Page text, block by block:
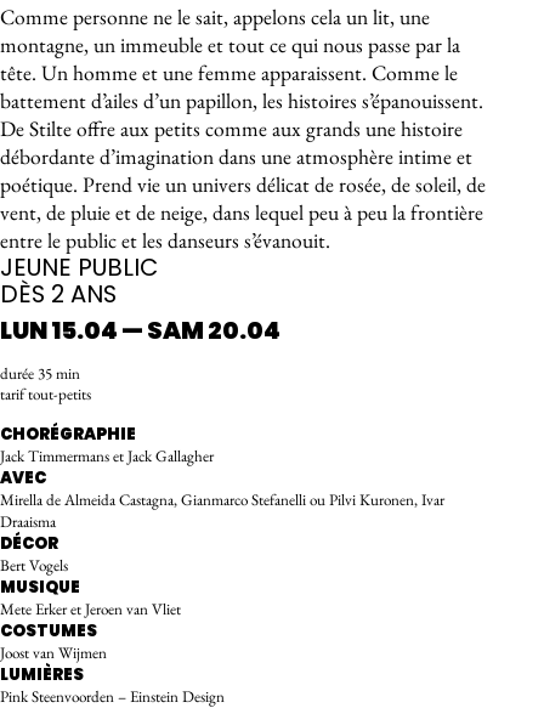
Comme personne ne le sait, appelons cela un lit, une
montagne, un immeuble et tout ce qui nous passe par la
tête. Un homme et une femme apparaissent. Comme le
battement d’ailes d’un papillon, les histoires s’épanouissent.
De Stilte offre aux petits comme aux grands une histoire
débordante d’imagination dans une atmosphère intime et
poétique. Prend vie un univers délicat de rosée, de soleil, de
vent, de pluie et de neige, dans lequel peu à peu la frontière
entre le public et les danseurs s’évanouit.
JEUNE PUBLIC
DÈS 2 ANS
LUN 15.04 — SAM 20.04
durée 35 min
tarif tout-petits
CHORÉGRAPHIE
Jack Timmermans et Jack Gallagher
AVEC
Mirella de Almeida Castagna, Gianmarco Stefanelli ou Pilvi Kuronen, Ivar
Draaisma
DÉCOR
Bert Vogels
MUSIQUE
Mete Erker et Jeroen van Vliet
COSTUMES
Joost van Wijmen
LUMIÈRES
Pink Steenvoorden – Einstein Design